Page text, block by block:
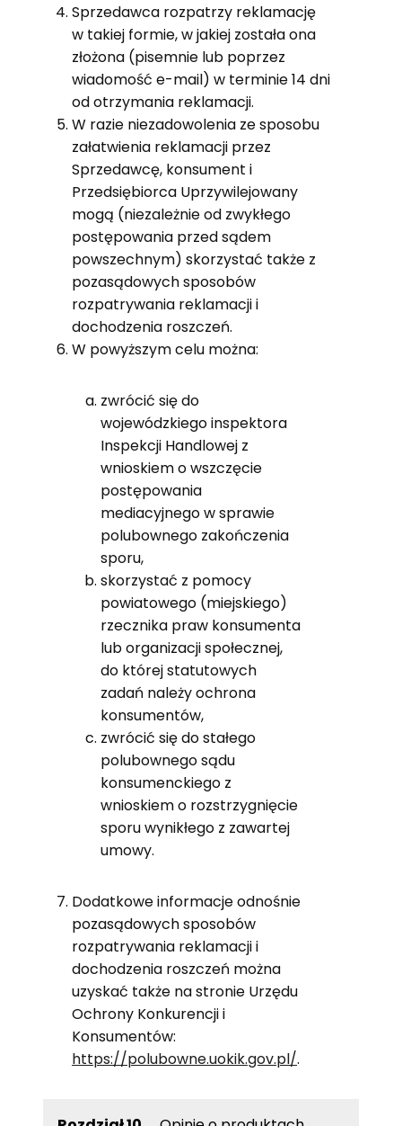
Sprzedawca rozpatrzy reklamację
w takiej formie, w jakiej została ona
złożona (pisemnie lub poprzez
wiadomość e-mail) w terminie 14 dni
od otrzymania reklamacji.
W razie niezadowolenia ze sposobu
załatwienia reklamacji przez
Sprzedawcę, konsument i
Przedsiębiorca Uprzywilejowany
mogą (niezależnie od zwykłego
postępowania przed sądem
powszechnym) skorzystać także z
pozasądowych sposobów
rozpatrywania reklamacji i
dochodzenia roszczeń.
W powyższym celu można:
zwrócić się do
wojewódzkiego inspektora
Inspekcji Handlowej z
wnioskiem o wszczęcie
postępowania
mediacyjnego w sprawie
polubownego zakończenia
sporu,
skorzystać z pomocy
powiatowego (miejskiego)
rzecznika praw konsumenta
lub organizacji społecznej,
do której statutowych
zadań należy ochrona
konsumentów,
zwrócić się do stałego
polubownego sądu
konsumenckiego z
wnioskiem o rozstrzygnięcie
sporu wynikłego z zawartej
umowy.
Dodatkowe informacje odnośnie
pozasądowych sposobów
rozpatrywania reklamacji i
dochodzenia roszczeń można
uzyskać także na stronie Urzędu
Ochrony Konkurencji i
Konsumentów:
https://polubowne.uokik.gov.pl/.